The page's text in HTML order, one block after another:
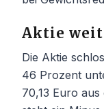
Aktie
Die Aktie
46 Prozent
70,13 Euro